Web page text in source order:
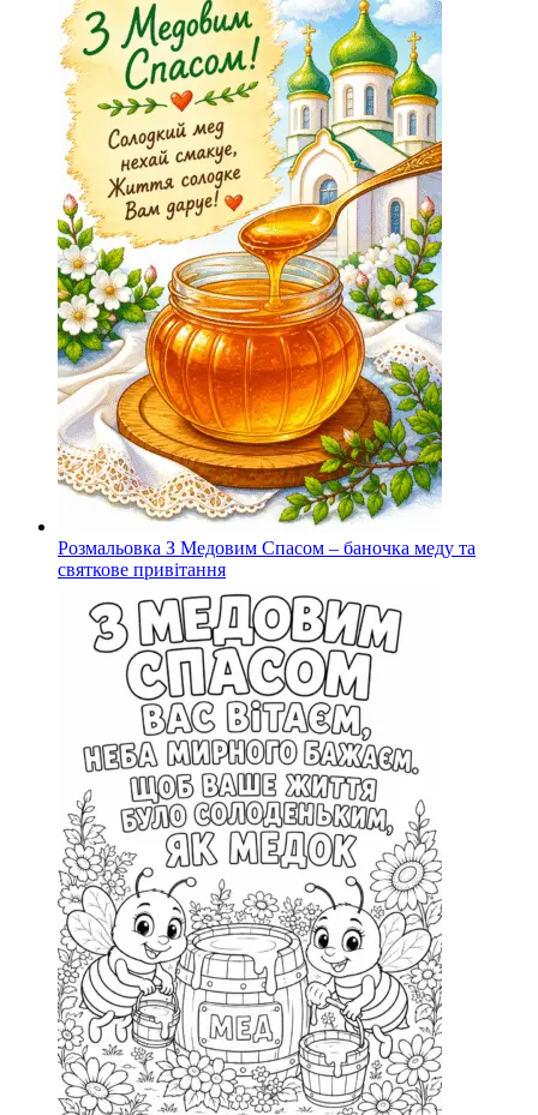
Розмальовка З Медовим Спасом – баночка меду та
святкове привітання